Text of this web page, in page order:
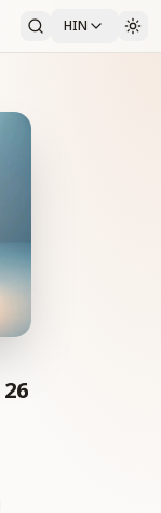
HIN
Gods Revelations 26